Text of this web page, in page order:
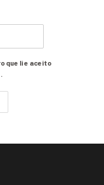
que li e aceito